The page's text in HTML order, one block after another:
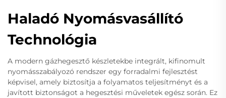
Haladó Nyomásvasállító
Technológia
A modern gázhegesztő készletekbe integrált, kifinomult
nyomásszabályozó rendszer egy forradalmi fejlesztést
képvisel, amely biztosítja a folyamatos teljesítményt és a
javított biztonságot a hegesztési műveletek egész során. Ez